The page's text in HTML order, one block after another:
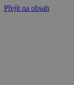
Přejít na obsah